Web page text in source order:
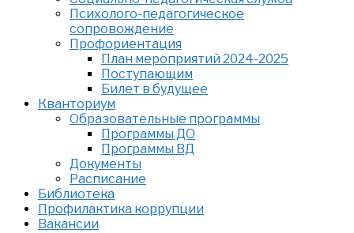
Психолого-педагогическое
сопровождение
Профориентация
План мероприятий 2024-2025
Поступающим
Билет в будущее
Кванториум
Образовательные программы
Программы ДО
Программы ВД
Документы
Расписание
Библиотека
Профилактика коррупции
Вакансии